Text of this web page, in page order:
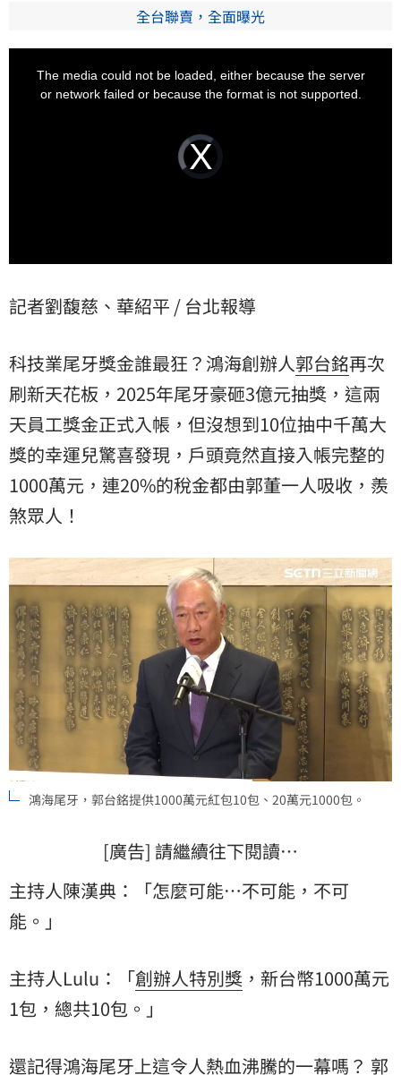
全台聯賣，全面曝光
Video
Player
is
loading.
The media could not be loaded, either because the server
or network failed or because the format is not supported.
記者劉馥慈、華紹平 / 台北報導
科技業尾牙獎金誰最狂？鴻海創辦人郭台銘再次
刷新天花板，2025年尾牙豪砸3億元抽獎，這兩
天員工獎金正式入帳，但沒想到10位抽中千萬大
獎的幸運兒驚喜發現，戶頭竟然直接入帳完整的
1000萬元，連20%的稅金都由郭董一人吸收，羨
煞眾人！
鴻海尾牙，郭台銘提供1000萬元紅包10包、20萬元1000包。
[廣告] 請繼續往下閱讀…
主持人陳漢典：「怎麼可能…不可能，不可
能。」
主持人Lulu：「創辦人特別獎 ，新台幣1000萬元
1包，總共10包。」
還記得鴻海尾牙上這令人熱血沸騰的一幕嗎？ 郭